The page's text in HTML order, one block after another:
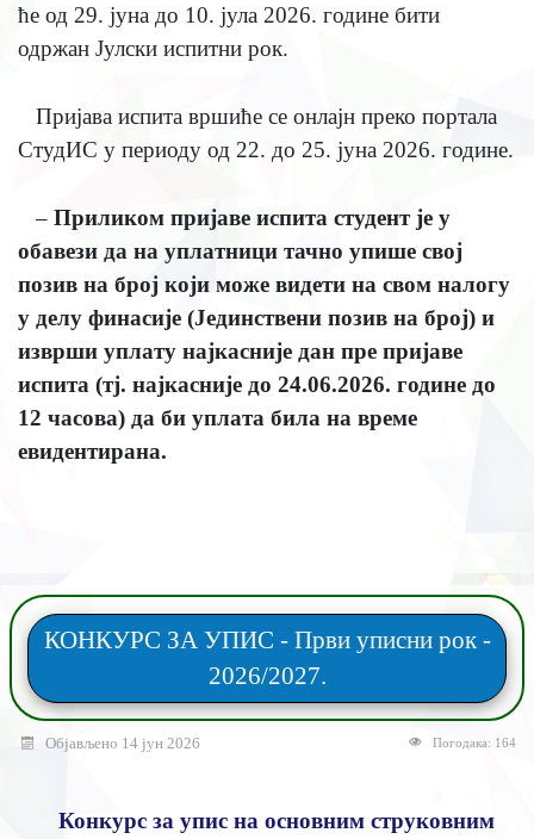
ће од 29. јуна до 10. јула 2026. године бити
одржан Јулски испитни рок.
Пријава испита вршиће се онлајн преко портала
СтудИС у периоду од 22. до 25. јуна 2026. године.
–Приликом пријаве испита студент је у
обавези да на уплатници тачно упише свој
позив на број који може видети на свом налогу
у делу финасије (Јединствени позив на број) и
изврши уплату најкасније дан пре пријаве
испита (тј. најкасније до 24.06.2026. године до
12 часова) да би уплата била на време
евидентирана.
КОНКУРС ЗА УПИС - Први уписни рок -
2026/2027.
Објављено 14 јун 2026 Погодака: 164
Конкурс за упис на основним струковним